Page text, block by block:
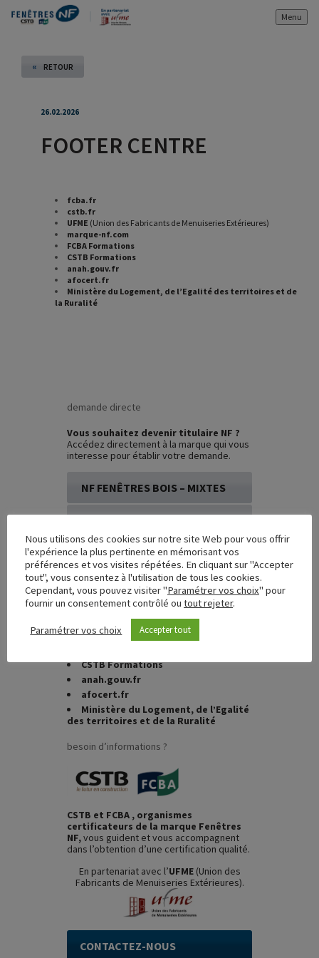
Menu
« RETOUR
26.02.2026
FOOTER CENTRE
fcba.fr
cstb.fr
UFME (Union des Fabricants de Menuiseries Extérieures)
marque-nf.com
FCBA Formations
CSTB Formations
anah.gouv.fr
afocert.fr
Ministère du Logement, de l’Egalité des territoires et de
la Ruralité
demande directe
Vous souhaitez devenir titulaire NF ?
Accédez directement à la marque qui vous
interesse pour établir votre demande.
NF FENÊTRES BOIS – MIXTES
liens utiles
fcba.fr
cstb.fr
UFME(Union des Fabricants de
Menuiseries Extérieures)
marque-nf.com
CSTB Formations
anah.gouv.fr
afocert.fr
Ministère du Logement, de l’Egalité
des territoires et de la Ruralité
besoin d’informations ?
CSTB et FCBA , organismes
certificateurs de la marque Fenêtres
NF,vous guident et vous accompagnent
dans l’obtention d’une certification qualité.
En partenariat avec l’UFME (Union des
Fabricants de Menuiseries Extérieures).
CONTACTEZ-NOUS
Nous utilisons des cookies sur notre site Web pour vous offrir
l'expérience la plus pertinente en mémorisant vos
préférences et vos visites répétées. En cliquant sur "Accepter
tout", vous consentez à l'utilisation de tous les cookies.
Cependant, vous pouvez visiter "Paramétrer vos choix" pour
fournir un consentement contrôlé ou tout rejeter.
Paramétrer vos choix Accepter tout